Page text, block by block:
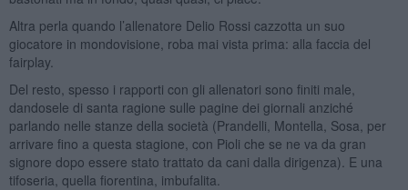
Altra perla quando l’allenatore Delio Rossi cazzotta un suo
giocatore in mondovisione, roba mai vista prima: alla faccia del
fairplay.
Del resto, spesso i rapporti con gli allenatori sono finiti male,
dandosele di santa ragione sulle pagine dei giornali anziché
parlando nelle stanze della società (Prandelli, Montella, Sosa, per
arrivare fino a questa stagione, con Pioli che se ne va da gran
signore dopo essere stato trattato da cani dalla dirigenza). E una
tifoseria, quella fiorentina, imbufalita.